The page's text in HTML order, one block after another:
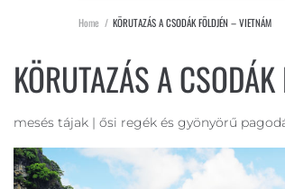
Home / KÖRUTAZÁS A CSODÁK FÖLDJÉN – VIETNÁM
KÖRUTAZÁS A
mesés tájak | ősi regék és gyönyörű